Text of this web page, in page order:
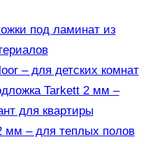
под ламинат из
– для детских комнат
Tarkett 2 мм –
для квартиры
мм – для теплых полов